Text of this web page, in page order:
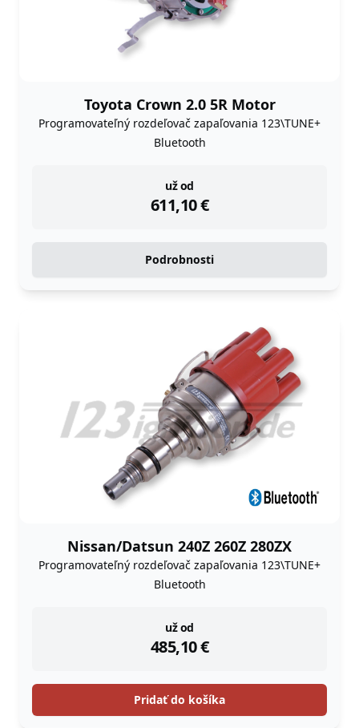
Toyota Crown 2.0 5R Motor
Programovateľný rozdeľovač zapaľovania 123\TUNE+
Bluetooth
už od
611,10€
instock
Podrobnosti
Nissan/Datsun 240Z 260Z 280ZX
Programovateľný rozdeľovač zapaľovania 123\TUNE+
Bluetooth
už od
485,10€
instock
Pridať do košíka